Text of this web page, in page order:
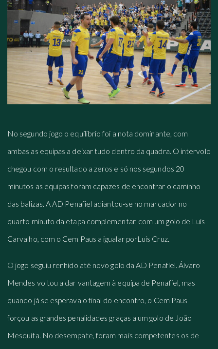
No segundo jogo o equílibrio foi a nota dominante, com
ambas as equipas a deixar tudo dentro da quadra. O intervolo
chegou com o resultado a zeros e só nos segundos 20
minutos as equipas foram capazes de encontrar o caminho
das balizas. A AD Penafiel adiantou-se no marcador no
quarto minuto da etapa complementar, com um golo de Luís
Carvalho, com o Cem Paus a igualar porLuís Cruz.
O jogo seguiu renhido até novo golo da AD Penafiel. Álvaro
Mendes voltou a dar vantagem à equipa de Penafiel, mas
quando já se esperava o final do encontro, o Cem Paus
forçou as grandes penalidades graças a um golo de João
Mesquita. No desempate, foram mais competentes os de